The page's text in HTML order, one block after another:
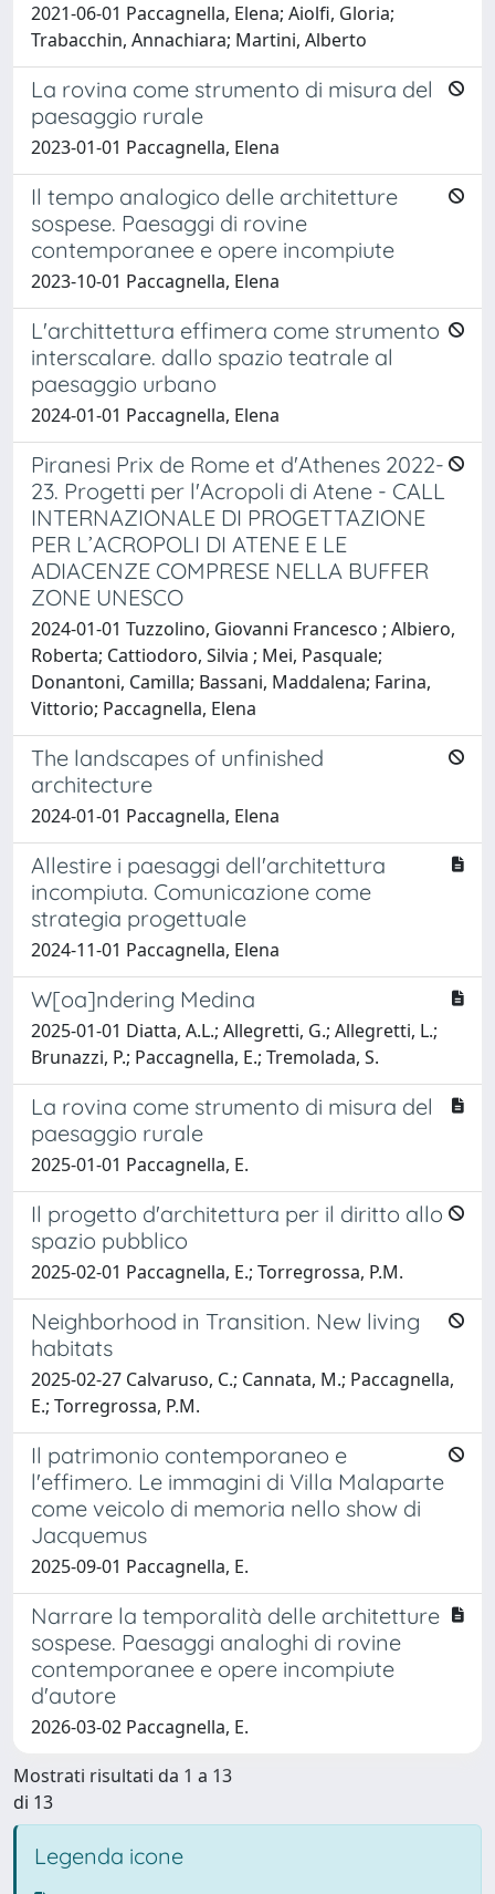
2021-06-01 Paccagnella, Elena; Aiolfi, Gloria;
Trabacchin, Annachiara; Martini, Alberto
La rovina come strumento di misura del
paesaggio rurale
2023-01-01 Paccagnella, Elena
Il tempo analogico delle architetture
sospese. Paesaggi di rovine
contemporanee e opere incompiute
2023-10-01 Paccagnella, Elena
L'archittettura effimera come strumento
interscalare. dallo spazio teatrale al
paesaggio urbano
2024-01-01 Paccagnella, Elena
Piranesi Prix de Rome et d'Athenes 2022-
23. Progetti per l'Acropoli di Atene - CALL
INTERNAZIONALE DI PROGETTAZIONE
PER L’ACROPOLI DI ATENE E LE
ADIACENZE COMPRESE NELLA BUFFER
ZONE UNESCO
2024-01-01 Tuzzolino, Giovanni Francesco ; Albiero,
Roberta; Cattiodoro, Silvia ; Mei, Pasquale;
Donantoni, Camilla; Bassani, Maddalena; Farina,
Vittorio; Paccagnella, Elena
The landscapes of unfinished
architecture
2024-01-01 Paccagnella, Elena
Allestire i paesaggi dell'architettura
incompiuta. Comunicazione come
strategia progettuale
2024-11-01 Paccagnella, Elena
W[oa]ndering Medina
2025-01-01 Diatta, A.L.; Allegretti, G.; Allegretti, L.;
Brunazzi, P.; Paccagnella, E.; Tremolada, S.
La rovina come strumento di misura del
paesaggio rurale
2025-01-01 Paccagnella, E.
Il progetto d'architettura per il diritto allo
spazio pubblico
2025-02-01 Paccagnella, E.; Torregrossa, P.M.
Neighborhood in Transition. New living
habitats
2025-02-27 Calvaruso, C.; Cannata, M.; Paccagnella,
E.; Torregrossa, P.M.
Il patrimonio contemporaneo e
l'effimero. Le immagini di Villa Malaparte
come veicolo di memoria nello show di
Jacquemus
2025-09-01 Paccagnella, E.
Narrare la temporalità delle architetture
sospese. Paesaggi analoghi di rovine
contemporanee e opere incompiute
d'autore
2026-03-02 Paccagnella, E.
Mostrati risultati da 1 a 13
di 13
Legenda icone